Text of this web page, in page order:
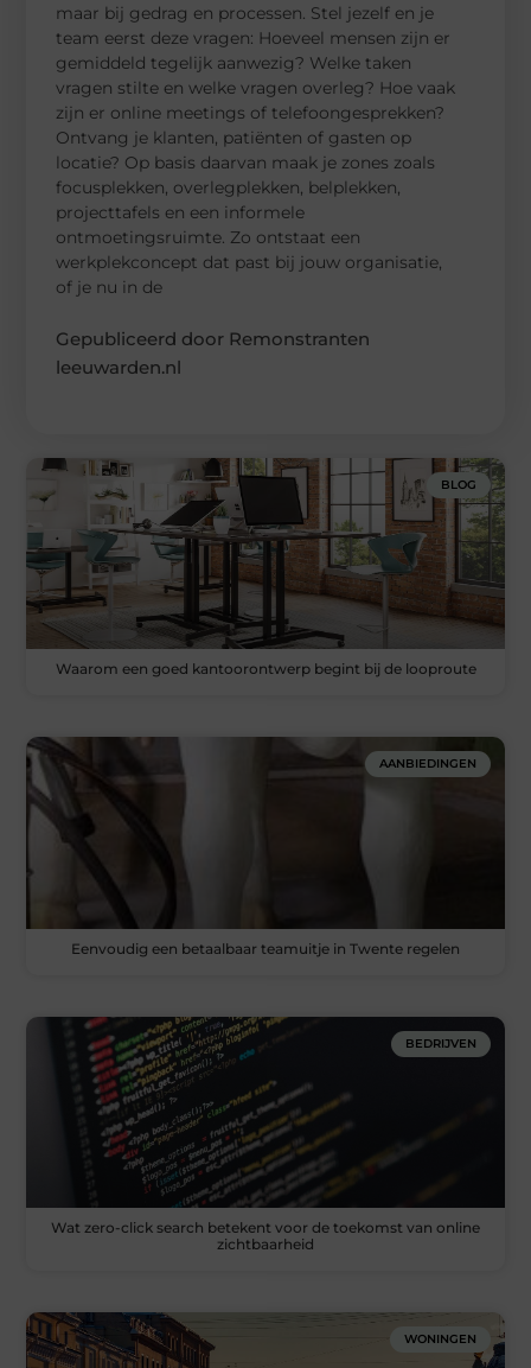
maar bij gedrag en processen. Stel jezelf en je
team eerst deze vragen: Hoeveel mensen zijn er
gemiddeld tegelijk aanwezig? Welke taken
vragen stilte en welke vragen overleg? Hoe vaak
zijn er online meetings of telefoongesprekken?
Ontvang je klanten, patiënten of gasten op
locatie? Op basis daarvan maak je zones zoals
focusplekken, overlegplekken, belplekken,
projecttafels en een informele
ontmoetingsruimte. Zo ontstaat een
werkplekconcept dat past bij jouw organisatie,
of je nu in de
Gepubliceerd door Remonstranten
leeuwarden.nl
BLOG
Waarom een goed kantoorontwerp begint bij de looproute
AANBIEDINGEN
Eenvoudig een betaalbaar teamuitje in Twente regelen
BEDRIJVEN
Wat zero-click search betekent voor de toekomst van online
zichtbaarheid
WONINGEN